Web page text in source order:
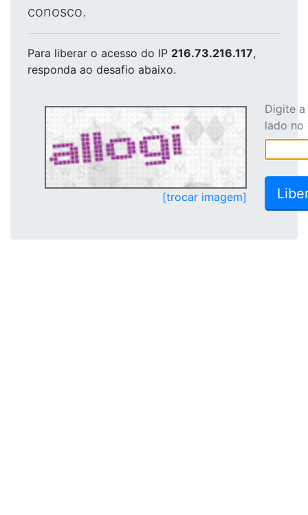
conosco.
Para liberar o acesso do IP 216.73.216.117,
responda ao desafio abaixo.
[trocar imagem]
Digite
lado no